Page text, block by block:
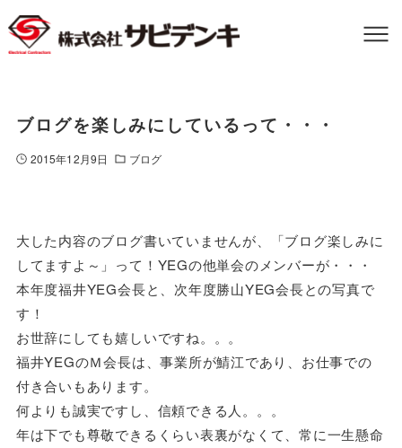
ブログを楽しみにしているって・・・
2015年12月9日 ブログ
大した内容のブログ書いていませんが、「ブログ楽しみに
してますよ～」って！YEGの他単会のメンバーが・・・
本年度福井YEG会長と、次年度勝山YEG会長との写真で
す！
お世辞にしても嬉しいですね。。。
福井YEGのＭ会長は、事業所が鯖江であり、お仕事での
付き合いもあります。
何よりも誠実ですし、信頼できる人。。。
年は下でも尊敬できるくらい表裏がなくて、常に一生懸命